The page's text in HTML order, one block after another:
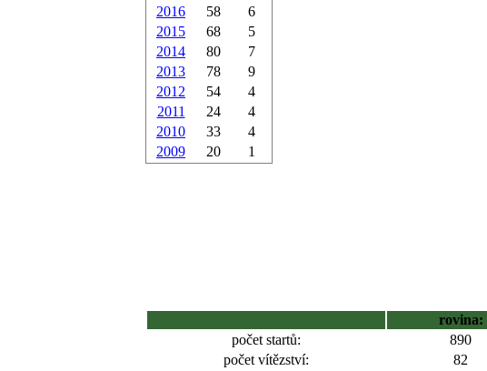
2016
58
6
2015
68
5
2014
80
7
2013
78
9
2012
54
4
2011
24
4
2010
33
4
2009
20 1
rovina:
počet startů:
890
počet vítězství:
82